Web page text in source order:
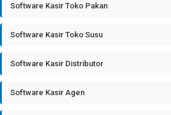
Software Kasir Toko Pakan
Software Kasir Toko Susu
Software Kasir Distributor
Software Kasir Agen